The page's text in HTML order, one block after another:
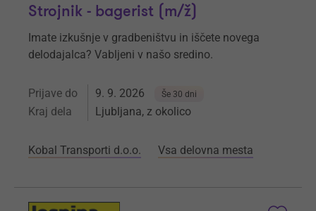
Strojnik - bagerist (m/ž)
Imate izkušnje v gradbeništvu in iščete novega
delodajalca? Vabljeni v našo sredino.
Prijave do 9. 9. 2026 Še 30 dni
Kraj dela Ljubljana, z okolico
Kobal Transporti d.o.o. Vsa delovna mesta